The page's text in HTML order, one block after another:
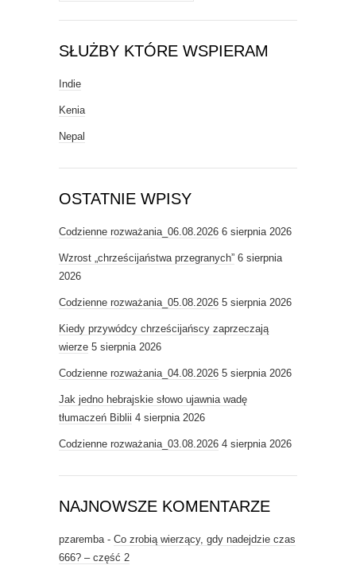
SŁUŻBY KTÓRE WSPIERAM
Indie
Kenia
Nepal
OSTATNIE WPISY
Codzienne rozważania_06.08.2026 6 sierpnia 2026
Wzrost „chrześcijaństwa przegranych” 6 sierpnia
2026
Codzienne rozważania_05.08.2026 5 sierpnia 2026
Kiedy przywódcy chrześcijańscy zaprzeczają
wierze 5 sierpnia 2026
Codzienne rozważania_04.08.2026 5 sierpnia 2026
Jak jedno hebrajskie słowo ujawnia wadę
tłumaczeń Biblii 4 sierpnia 2026
Codzienne rozważania_03.08.2026 4 sierpnia 2026
NAJNOWSZE KOMENTARZE
pzaremba- Co zrobią wierzący, gdy nadejdzie czas
666? – część 2